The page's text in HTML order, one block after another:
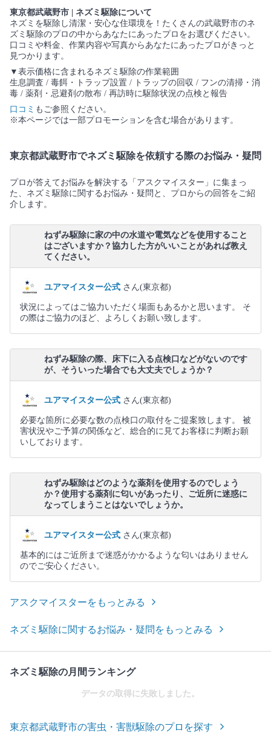
東京都武蔵野市 | ネズミ駆除について
ネズミを駆除し清潔・安心な住環境を！たくさんの武蔵野市のネ
ズミ駆除のプロの中からあなたにあったプロをお選びください。
口コミや料金、作業内容や写真からあなたにあったプロがきっと
見つかります。
▼表示価格に含まれるネズミ駆除の作業範囲
生息調査 / 毒餌・トラップ設置 / トラップの回収 / フンの清掃・消
毒 / 薬剤・忌避剤の散布 / 再訪時に駆除状況の点検と報告
口コミ もご参照ください。
※本ページでは一部プロモーションを含む場合があります。
東京都武蔵野市でネズミ駆除を依頼する際のお悩み・疑問
プロが答えてお悩みを解決する「アスクマイスター」に集まっ
た、ネズミ駆除に関するお悩み・疑問と、プロからの回答をご紹
介します。
ねずみ駆除に家の中の水道や電気などを使用すること
はございますか？協力した方がいいことがあれば教え
てください。
ユアマイスター公式 さん(東京都)
状況によってはご協力いただく場面もあるかと思います。 そ
の際はご協力のほど、よろしくお願い致します。
ねずみ駆除の際、床下に入る点検口などがないのです
が、そういった場合でも大丈夫でしょうか？
ユアマイスター公式 さん(東京都)
必要な箇所に必要な数の点検口の取付をご提案致します。 被
害状況やご予算の関係など、総合的に見てお客様に判断お願
いしております。
ねずみ駆除はどのような薬剤を使用するのでしょう
か？使用する薬剤に匂いがあったり、ご近所に迷惑に
なってしまうことはないでしょうか。
ユアマイスター公式 さん(東京都)
基本的にはご近所まで迷惑がかかるような匂いはありません
のでご安心ください。
アスクマイスターをもっとみる
ネズミ駆除に関するお悩み・疑問をもっとみる
ネズミ駆除の月間ランキング
データの取得に失敗しました。
東京都武蔵野市の害虫・害獣駆除のプロを探す